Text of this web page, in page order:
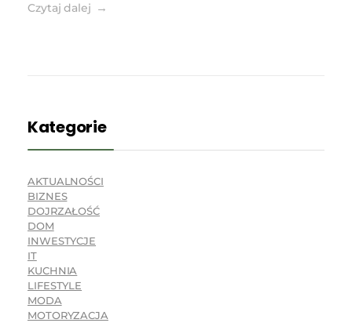
Czytaj dalej
Kategorie
AKTUALNOŚCI
BIZNES
DOJRZAŁOŚĆ
DOM
INWESTYCJE
IT
KUCHNIA
LIFESTYLE
MODA
MOTORYZACJA